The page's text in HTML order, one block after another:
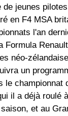
de jeunes
en F4 MSA
l'an
Formula
néo-
un
le championnat
il a déjà roulé
et au